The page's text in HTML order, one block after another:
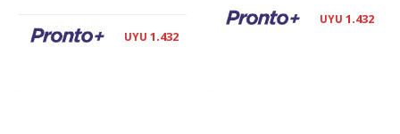
UYU 1.432
UYU 1.432